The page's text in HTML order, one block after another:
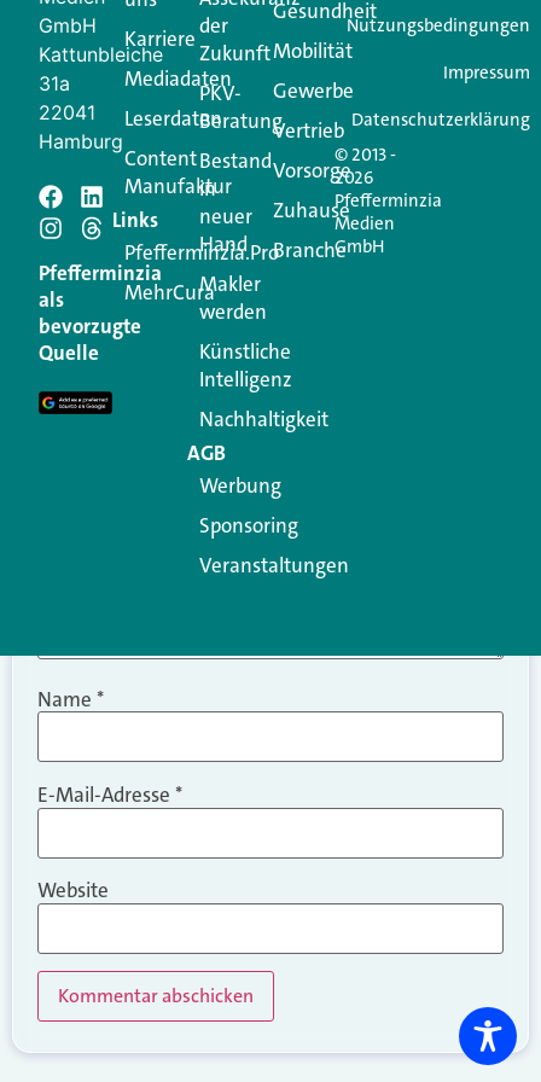
Jetzt anmelden
Schreiben Sie einen
Kommentar
Ihre E-Mail-Adresse wird nicht veröffentlicht.
Erforderliche Felder sind mit
Kommentar
Name *
E-Mail-Adresse *
Website
Alternative:
GmbH
Kattunbleiche
31a
22041
Hamburg
Pfefferminzia
als
bevorzugte
Quelle
Karriere
Mediadaten
Leserdaten
Content
Manufaktur
Links
Pfefferminzia.Pro
MehrCura
der
Zukunft
PKV-
Beratung
Bestand
in
neuer
Hand
Makler
werden
Künstliche
Intelligenz
Nachhaltigkeit
AGB
Werbung
Sponsoring
Veranstaltungen
Gesundheit
Mobilität
Gewerbe
Vertrieb
Vorsorge
Zuhause
Branche
© 2013 -
2026
Pfefferminzia
Medien
GmbH
Nutzungsbedingungen
Impressum
Datenschutzerklärung